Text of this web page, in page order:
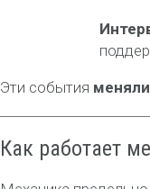
Эти события
Как работает